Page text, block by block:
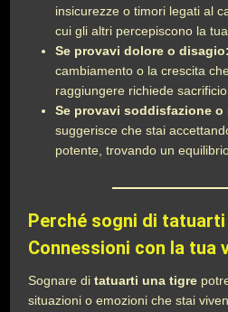
insicurezze o timori legati al
cui gli altri percepiscono la
Se provavi dolore o disagio:
cambiamento o la crescita
raggiungere richiede sacrificio
Se provavi soddisfazione o
suggerisce che stai
potente, trovando un
Perché sogni di
Connessioni con la tua
Sognare ditatuarti una tigre
situazioni o emozioni che stai